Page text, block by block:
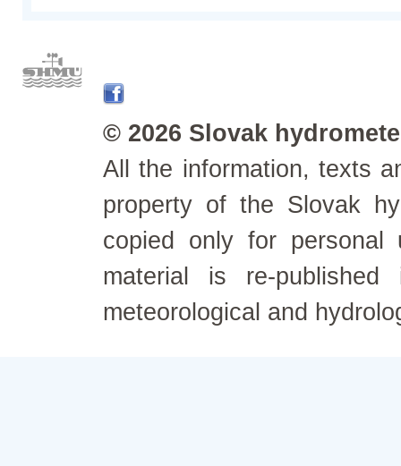
© 2026 Slovak
All the information, texts
property of the Slovak
copied only for personal
material is re-
meteorological and